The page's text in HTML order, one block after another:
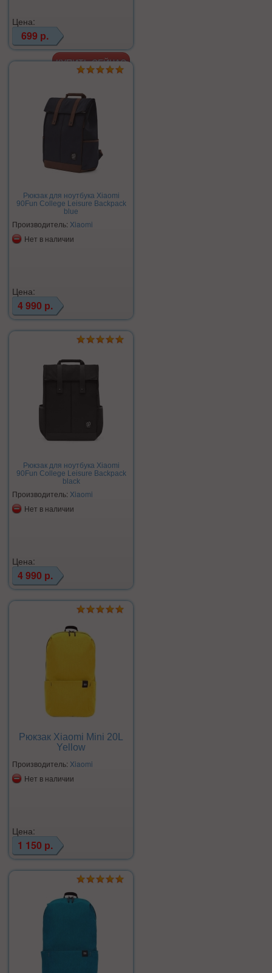
Цена:
699 р.
Рюкзак для ноутбука Xiaomi
90Fun College Leisure Backpack
blue
Производитель: Xiaomi
Нет в наличии
Цена:
4 990 р.
Рюкзак для ноутбука Xiaomi
90Fun College Leisure Backpack
black
Производитель: Xiaomi
Нет в наличии
Цена:
4 990 р.
Рюкзак Xiaomi Mini 20L
Yellow
Производитель: Xiaomi
Нет в наличии
Цена:
1 150 р.